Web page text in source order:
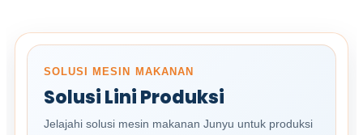
SOLUSI MESIN MAKANAN
Solusi Lini Produksi
Jelajahi solusi mesin makanan Junyu untuk produksi